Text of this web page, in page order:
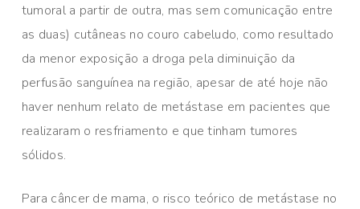
tumoral a partir de outra, mas sem comunicação entre
as duas) cutâneas no couro cabeludo, como resultado
da menor exposição a droga pela diminuição da
perfusão sanguínea na região, apesar de até hoje não
haver nenhum relato de metástase em pacientes que
realizaram o resfriamento e que tinham tumores
sólidos.
Para câncer de mama, o risco teórico de metástase no